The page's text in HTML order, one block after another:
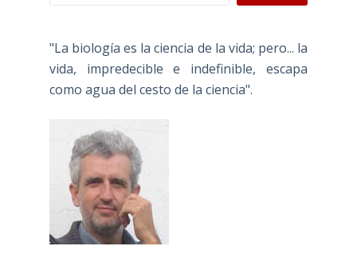
"La biología es la ciencia de la vida; pero... la
vida, impredecible e indefinible, escapa
como agua del cesto de la ciencia".